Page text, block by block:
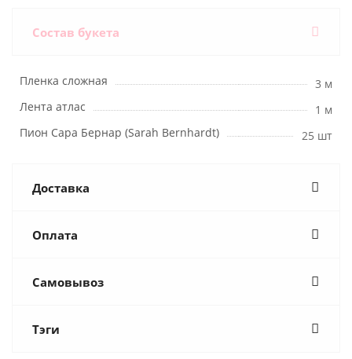
Состав букета
Пленка сложная
3 м
Лента атлас
1 м
Пион Сара Бернар (Sarah Bernhardt)
25 шт
Доставка
Оплата
Самовывоз
Тэги